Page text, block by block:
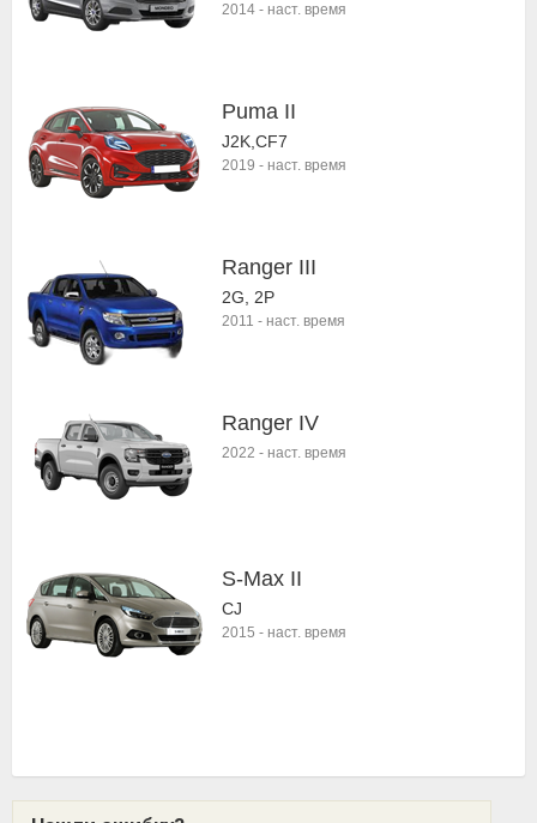
2014 - наст. время
Puma II
J2K,CF7
2019 - наст. время
Ranger III
2G, 2P
2011 - наст. время
Ranger IV
2022 - наст. время
S-Max II
CJ
2015 - наст. время